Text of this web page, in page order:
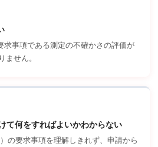
求事項である測定の不確かさの評価が
ません。
て何をすればよいかわからない
の要求事項を理解しきれず、申請から